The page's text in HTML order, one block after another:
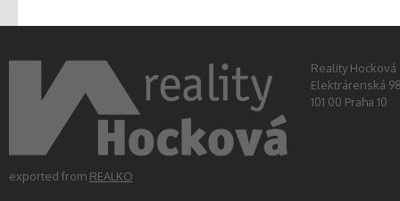
exported from REALKO
Reality Hocková
Elektrárenská
101 00 Praha 10